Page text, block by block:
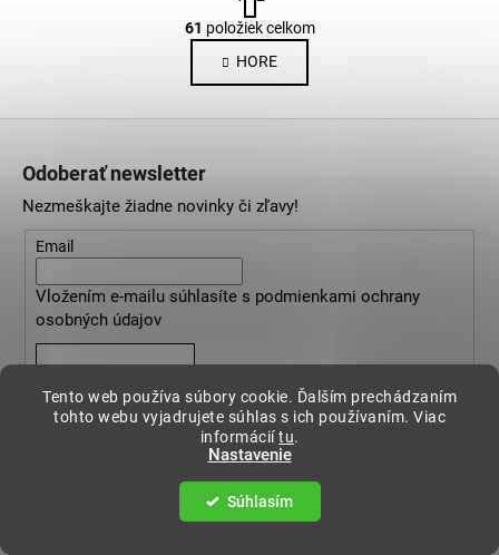
Tento web používa súbory cookie. Ďalším prechádzaním
tohto webu vyjadrujete súhlas s ich používaním. Viac
informáciítu.
Nastavenie
Súhlasím
O
v
l
á
d
e
p
v
k
v
p
i
s
u
r
á
n
k
i
e
61 položiek celkom
HORE
Odoberať newsletter
Nezmeškajte žiadne novinky či zľavy!
Email
Vložením e-mailu súhlasíte s podmienkami ochrany
osobných údajov
Informácie pre vás